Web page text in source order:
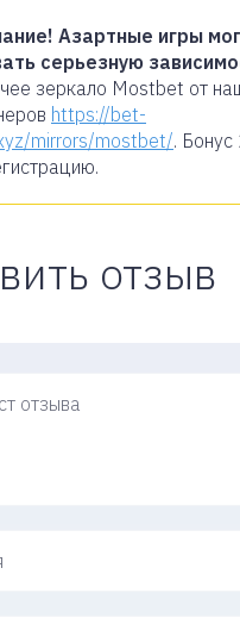
Азартные игры
серьезную
зеркало Mostbet от
https://bet-
mirrors/mostbet/. Бонус
отзыв